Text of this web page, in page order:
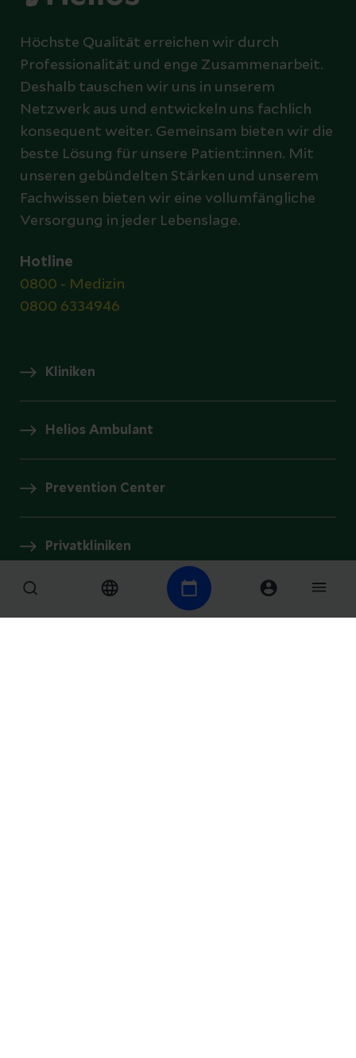
Höchste Qualität erreichen wir durch
Professionalität und enge Zusammenarbeit.
Deshalb tauschen wir uns in unserem
Netzwerk aus und entwickeln uns fachlich
konsequent weiter. Gemeinsam bieten wir die
beste Lösung für unsere Patient:innen. Mit
unseren gebündelten Stärken und unserem
Fachwissen bieten wir eine vollumfängliche
Versorgung in jeder Lebenslage.
Hotline
0800 - Medizin
0800 6334946
Kliniken
Helios Ambulant
Prevention Center
Privatkliniken
Gesundheitsmagazin